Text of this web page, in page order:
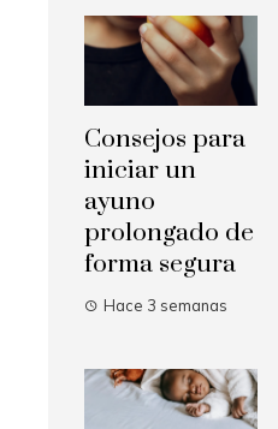
Consejos para
iniciar un
ayuno
prolongado de
forma segura
Hace 3 semanas